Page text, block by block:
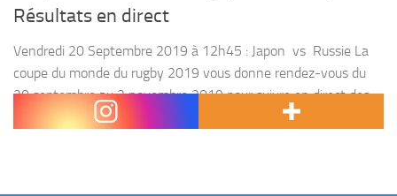
Résultats en direct
Vendredi 20 Septembre 2019 à 12h45 : Japon vs Russie La
coupe du monde du rugby 2019 vous donne rendez-vous du
20 septembre au 2 novembre 2019 pour suivre en direct des
chocs entre...